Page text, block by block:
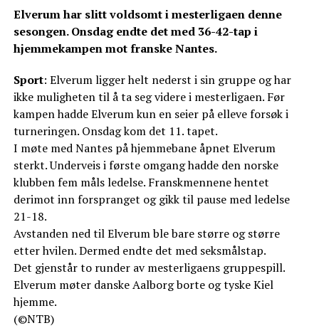
Elverum har slitt voldsomt i mesterligaen denne
sesongen. Onsdag endte det med 36-42-tap i
hjemmekampen mot franske Nantes.
Sport: Elverum ligger helt nederst i sin gruppe og har
ikke muligheten til å ta seg videre i mesterligaen. Før
kampen hadde Elverum kun en seier på elleve forsøk i
turneringen. Onsdag kom det 11. tapet.
I møte med Nantes på hjemmebane åpnet Elverum
sterkt. Underveis i første omgang hadde den norske
klubben fem måls ledelse. Franskmennene hentet
derimot inn forspranget og gikk til pause med ledelse
21-18.
Avstanden ned til Elverum ble bare større og større
etter hvilen. Dermed endte det med seksmålstap.
Det gjenstår to runder av mesterligaens gruppespill.
Elverum møter danske Aalborg borte og tyske Kiel
hjemme.
(©NTB)